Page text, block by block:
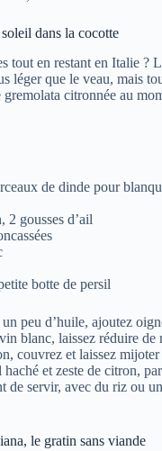
dans la cocotte
tout en restant en Italie ?
léger que le veau, mais
citronnée au
de dinde pour
2 gousses d’ail
botte de persil
peu d’huile, ajoutez
blanc, laissez réduire de
couvrez et laissez mijoter
et zeste de citron,
de servir, avec du riz ou
le gratin sans viande